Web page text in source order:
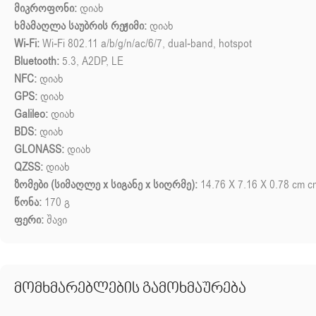
მიკროფონი: დიახ
ხმამაღლა საუბრის რეჟიმი: დიახ
Wi-Fi:Wi-Fi 802.11 a/b/g/n/ac/6/7, dual-band, hotspot
Bluetooth: 5.3, A2DP, LE
NFC: დიახ
GPS: დიახ
Galileo: დიახ
BDS: დიახ
GLONASS: დიახ
QZSS: დიახ
ზომები (სიმაღლე x სიგანე x სიღრმე): 14.76 X 7.16 X 0.78 cm
წონა: 170 გ
ფერი:შავი
მომხმარებლების გამოხმაურება